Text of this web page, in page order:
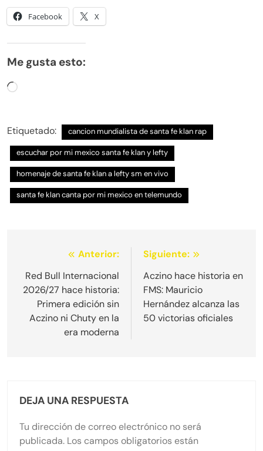
Facebook X
Me gusta esto:
Cargando...
Etiquetado: cancion mundialista de santa fe klan rap
escuchar por mi mexico santa fe klan y lefty
homenaje de santa fe klan a lefty sm en vivo
santa fe klan canta por mi mexico en telemundo
Navegación
de
entradas
Anterior:
Red Bull Internacional
2026/27 hace historia:
Primera edición sin
Aczino ni Chuty en la
era moderna
Siguiente:
Aczino hace historia en
FMS: Mauricio
Hernández alcanza las
50 victorias oficiales
DEJA UNA RESPUESTA
Tu dirección de correo electrónico no será
publicada. Los campos obligatorios están